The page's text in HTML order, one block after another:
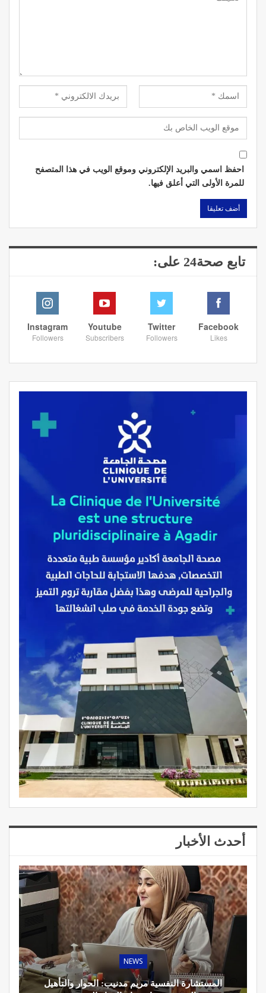
احفظ اسمي والبريد الإلكتروني وموقع الويب في هذا المتصفح
للمرة الأولى التي أعلق فيها.
تابع صحة24 على:
Facebook
Likes
Twitter
Followers
Youtube
Subscribers
Instagram
Followers
أحدث الأخبار
NEWS
المستشارة النفسية مريم مدنيب: الحوار والتأهيل